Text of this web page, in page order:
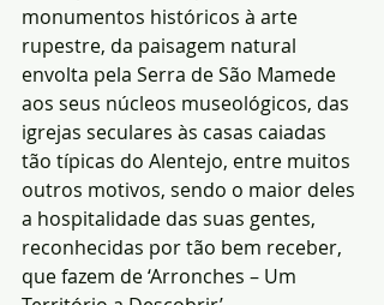
monumentos históricos à arte
rupestre, da paisagem natural
envolta pela Serra de São Mamede
aos seus núcleos museológicos, das
igrejas seculares às casas caiadas
tão típicas do Alentejo, entre muitos
outros motivos, sendo o maior deles
a hospitalidade das suas gentes,
reconhecidas por tão bem receber,
que fazem de ‘Arronches – Um